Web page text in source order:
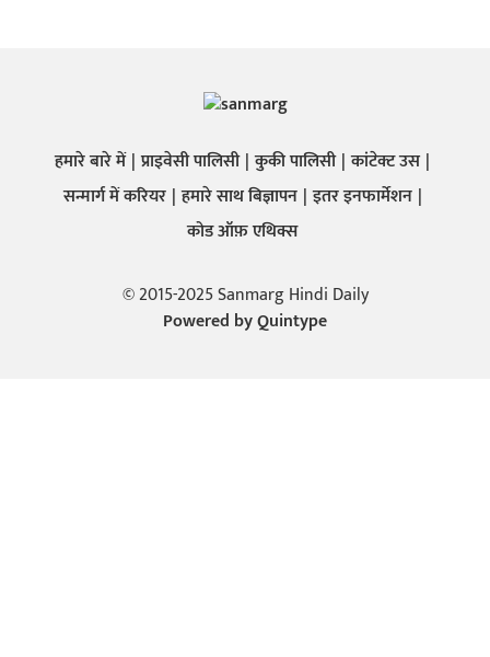
हमारे बारे में प्राइवेसी पालिसी कुकी पालिसी कांटेक्ट उस
सन्मार्ग में करियर हमारे साथ बिज्ञापन इतर इनफार्मेशन
कोड ऑफ़ एथिक्स
© 2015-2025 Sanmarg Hindi Daily
Powered byQuintype